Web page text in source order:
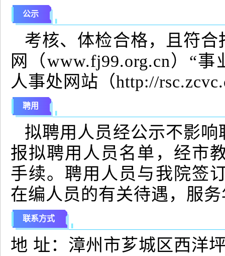
公示
考核、体检合格，且符
网（www.fj99.org.cn）“
人事处网站（http://
聘用
拟聘用人员经公示不影
报拟聘用人员名单，经市
手续。聘用人员与我院签
在编人员的有关待遇，服
联系方式
地 址：漳州市芗城区西洋